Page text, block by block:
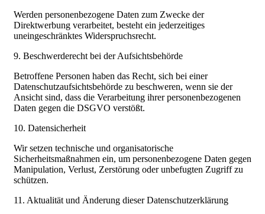
Werden personenbezogene Daten zum Zwecke der
Direktwerbung verarbeitet, besteht ein jederzeitiges
uneingeschränktes Widerspruchsrecht.
9. Beschwerderecht bei der Aufsichtsbehörde
Betroffene Personen haben das Recht, sich bei einer
Datenschutzaufsichtsbehörde zu beschweren, wenn sie der
Ansicht sind, dass die Verarbeitung ihrer personenbezogenen
Daten gegen die DSGVO verstößt.
10. Datensicherheit
Wir setzen technische und organisatorische
Sicherheitsmaßnahmen ein, um personenbezogene Daten gegen
Manipulation, Verlust, Zerstörung oder unbefugten Zugriff zu
schützen.
11. Aktualität und Änderung dieser Datenschutzerklärung